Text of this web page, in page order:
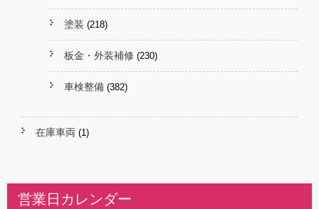
塗装 (218)
板金・外装補修 (230)
車検整備 (382)
在庫車両 (1)
営業日カレンダー